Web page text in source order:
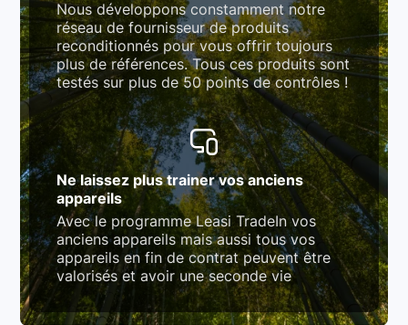
Nous développons constamment notre
réseau de fournisseur de produits
reconditionnés pour vous offrir toujours
plus de références. Tous ces produits sont
testés sur plus de 50 points de contrôles !
Ne laissez plus trainer vos anciens
appareils
Avec le programme Leasi TradeIn vos
anciens appareils mais aussi tous vos
appareils en fin de contrat peuvent être
valorisés et avoir une seconde vie